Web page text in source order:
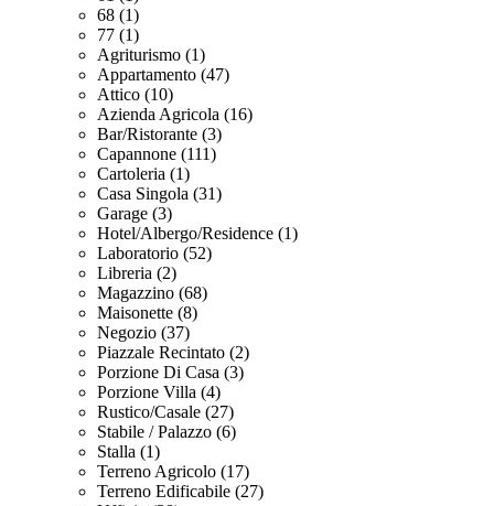
68 (1)
77 (1)
Agriturismo (1)
Appartamento (47)
Attico (10)
Azienda Agricola (16)
Bar/Ristorante (3)
Capannone (111)
Cartoleria (1)
Casa Singola (31)
Garage (3)
Hotel/Albergo/Residence (1)
Laboratorio (52)
Libreria (2)
Magazzino (68)
Maisonette (8)
Negozio (37)
Piazzale Recintato (2)
Porzione Di Casa (3)
Porzione Villa (4)
Rustico/Casale (27)
Stabile / Palazzo (6)
Stalla (1)
Terreno Agricolo (17)
Terreno Edificabile (27)